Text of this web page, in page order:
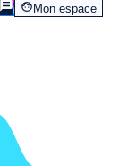
Mon espace